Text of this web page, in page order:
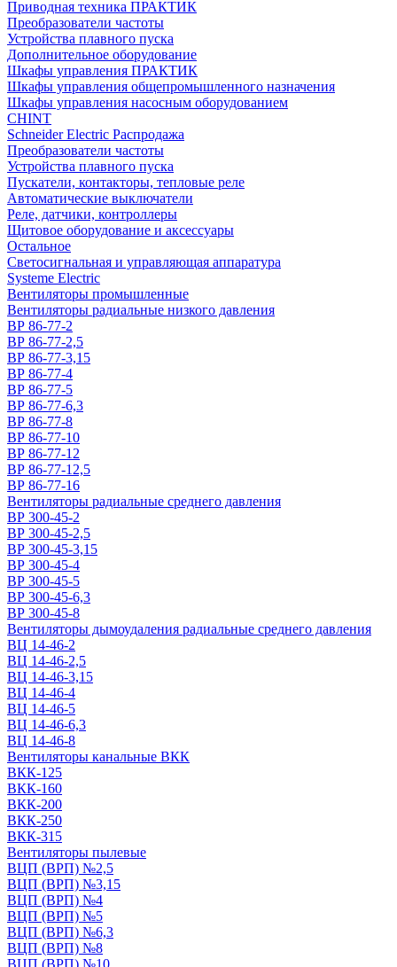
Приводная техника ПРАКТИК
Преобразователи частоты
Устройства плавного пуска
Дополнительное оборудование
Шкафы управления ПРАКТИК
Шкафы управления общепромышленного назначения
Шкафы управления насосным оборудованием
CHINT
Schneider Electric Распродажа
Преобразователи частоты
Устройства плавного пуска
Пускатели, контакторы, тепловые реле
Автоматические выключатели
Реле, датчики, контроллеры
Щитовое оборудование и аксессуары
Остальное
Светосигнальная и управляющая аппаратура
Systeme Electric
Вентиляторы промышленные
Вентиляторы радиальные низкого давления
ВР 86-77-2
ВР 86-77-2,5
ВР 86-77-3,15
ВР 86-77-4
ВР 86-77-5
ВР 86-77-6,3
ВР 86-77-8
ВР 86-77-10
ВР 86-77-12
ВР 86-77-12,5
ВР 86-77-16
Вентиляторы радиальные среднего давления
ВР 300-45-2
ВР 300-45-2,5
ВР 300-45-3,15
ВР 300-45-4
ВР 300-45-5
ВР 300-45-6,3
ВР 300-45-8
Вентиляторы дымоудаления радиальные среднего давления
ВЦ 14-46-2
ВЦ 14-46-2,5
ВЦ 14-46-3,15
ВЦ 14-46-4
ВЦ 14-46-5
ВЦ 14-46-6,3
ВЦ 14-46-8
Вентиляторы канальные ВКК
ВКК-125
ВКК-160
ВКК-200
ВКК-250
ВКК-315
Вентиляторы пылевые
ВЦП (ВРП) №2,5
ВЦП (ВРП) №3,15
ВЦП (ВРП) №4
ВЦП (ВРП) №5
ВЦП (ВРП) №6,3
ВЦП (ВРП) №8
ВЦП (ВРП) №10